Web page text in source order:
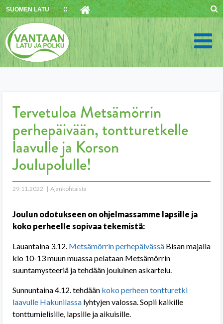
Skip
to
content
SUOMEN LATU
Tervetuloa Metsämörrin
perhepäivään, tontturetkelle
laavulle ja Korson
Joulupolulle!
29.11.2022 Ajankohtaista
Joulun odotukseen on ohjelmassamme lapsille ja
koko perheelle sopivaa tekemistä:
Lauantaina 3.12. Metsämörrin perhepäivässä Bisan majalla
klo 10-13 muun muassa pelataan Metsämörrin
suuntamysteeriä ja tehdään jouluinen askartelu.
Sunnuntaina 4.12. tehdään koko perheen tontturetki
laavulle Hakunilassa lyhtyjen valossa. Sopii kaikille
tonttumielisille, lapsille ja aikuisille.